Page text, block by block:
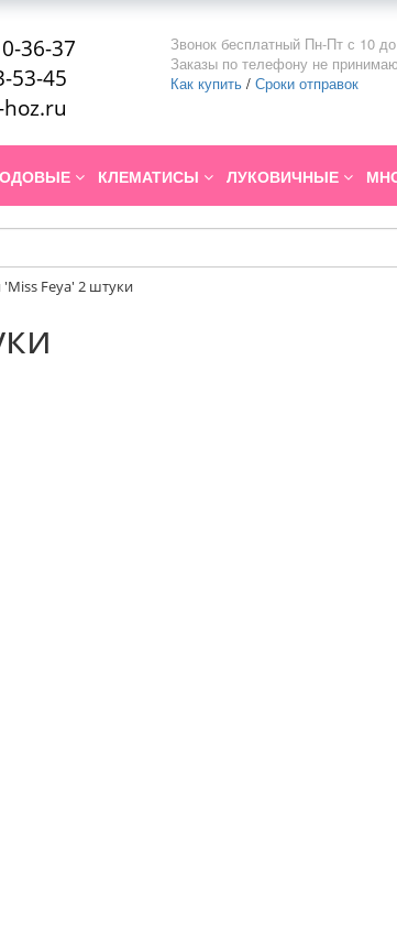
36-37
53-45
Звонок бесплатный Пн-Пт с 10
Заказы по телефону не
Как купить / Сроки отправок
КЛЕМАТИСЫ ЛУКОВИЧНЫЕ
Feya' 2 штуки